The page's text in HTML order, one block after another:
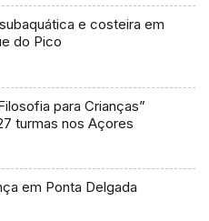
e costeira em
do Pico
para Crianças”
turmas nos Açores
em Ponta Delgada